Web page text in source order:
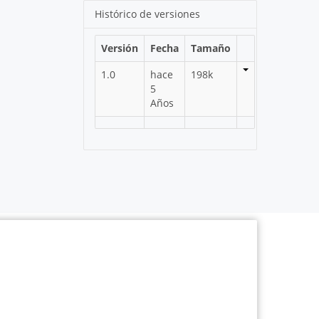
Histórico de versiones
Versión Fecha
Tamaño
1.0
hace
5
Años
198k